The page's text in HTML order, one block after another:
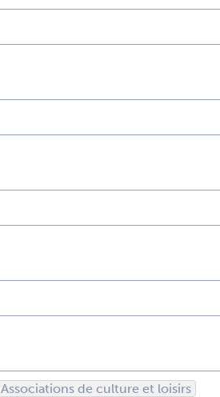
Associations de culture et loisirs